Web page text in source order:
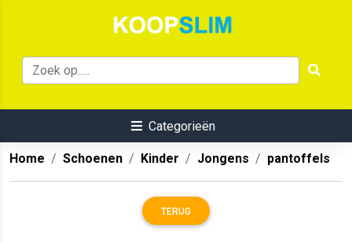
Categorieën
Home Schoenen Kinder Jongens pantoffels
TERUG